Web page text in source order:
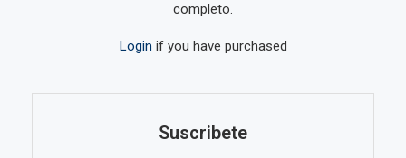
completo.
Login if you have purchased
Suscribete